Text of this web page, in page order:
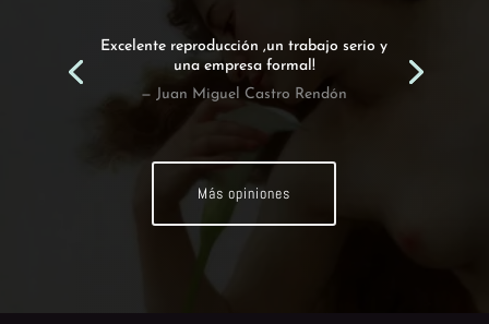
Excelente reproducción ,un trabajo serio y
una empresa formal!
— Juan Miguel Castro Rendón
Más opiniones